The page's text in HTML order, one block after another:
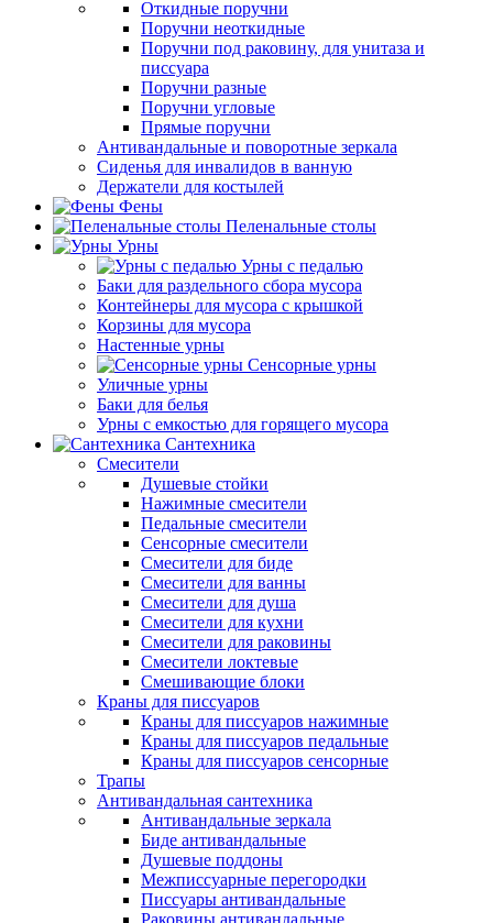
Откидные поручни
Поручни неоткидные
Поручни под раковину, для унитаза и
писсуара
Поручни разные
Поручни угловые
Прямые поручни
Антивандальные и поворотные зеркала
Сиденья для инвалидов в ванную
Держатели для костылей
Фены
Пеленальные столы
Урны
Урны с педалью
Баки для раздельного сбора мусора
Контейнеры для мусора с крышкой
Корзины для мусора
Настенные урны
Сенсорные урны
Уличные урны
Баки для белья
Урны с емкостью для горящего мусора
Сантехника
Смесители
Душевые стойки
Нажимные смесители
Педальные смесители
Сенсорные смесители
Смесители для биде
Смесители для ванны
Смесители для душа
Смесители для кухни
Смесители для раковины
Смесители локтевые
Смешивающие блоки
Краны для писсуаров
Краны для писсуаров нажимные
Краны для писсуаров педальные
Краны для писсуаров сенсорные
Трапы
Антивандальная сантехника
Антивандальные зеркала
Биде антивандальные
Душевые поддоны
Межписсуарные перегородки
Писсуары антивандальные
Раковины антивандальные